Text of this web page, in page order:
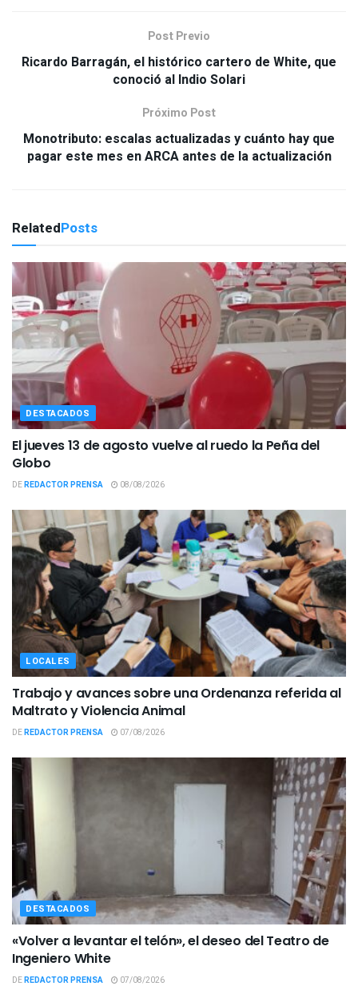
Post Previo
Ricardo Barragán, el histórico cartero de White, que
conoció al Indio Solari
Próximo Post
Monotributo: escalas actualizadas y cuánto hay que
pagar este mes en ARCA antes de la actualización
RelatedPosts
DESTACADOS
El jueves 13 de agosto vuelve al ruedo la Peña del
Globo
DEREDACTOR PRENSA 08/08/2026
LOCALES
Trabajo y avances sobre una Ordenanza referida al
Maltrato y Violencia Animal
DEREDACTOR PRENSA 07/08/2026
DESTACADOS
«Volver a levantar el telón», el deseo del Teatro de
Ingeniero White
DEREDACTOR PRENSA 07/08/2026